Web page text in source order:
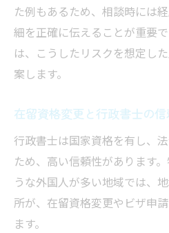
た例もあるため、相談時には
細を正確に伝えることが重要
は、こうしたリスクを想定し
案します。
在留資格変更と行政書士の
行政書士は国家資格を有し、
ため、高い信頼性があります
うな外国人が多い地域では、
所が、在留資格変更やビザ申
ます。